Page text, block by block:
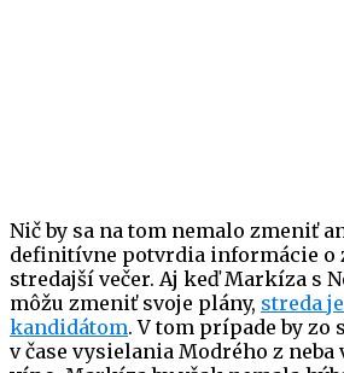
Nič by sa na tom nemalo zmeniť
definitívne potvrdia informácie o
stredajší večer. Aj keď Markíza s
môžu zmeniť svoje plány, streda
kandidátom. V tom prípade by zo
v čase vysielania Modrého z neba